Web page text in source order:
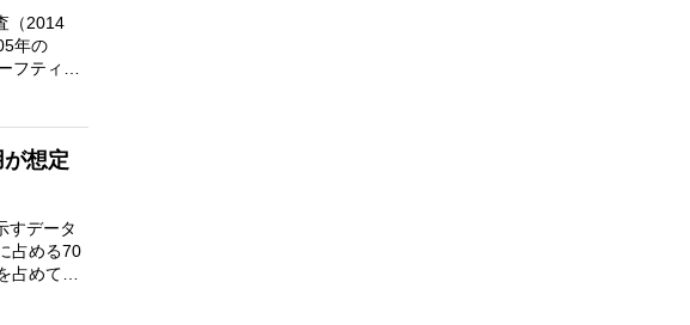
（2014
年の
フティネ
想定
すデータ
占める70
めてい